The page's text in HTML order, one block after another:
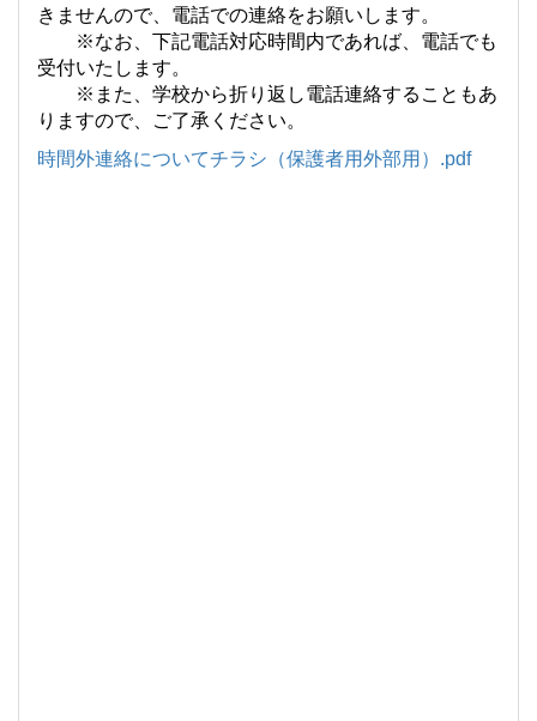
きませんので、電話での連絡をお願いします。
※なお、下記電話対応時間内であれば、電話でも
受付いたします。
※また、学校から折り返し電話連絡することもあ
りますので、ご了承ください。
時間外連絡についてチラシ（保護者用外部用）.pdf